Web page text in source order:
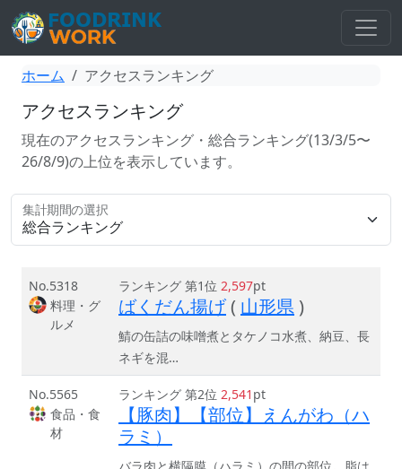
ホーム アクセスランキング
アクセスランキング
現在のアクセスランキング・総合ランキング(13/3/5〜
26/8/9)の上位を表示しています。
集計期間の選択
No.5318
料理・グ
ルメ
ランキング 第1位 2,597pt
ばくだん揚げ( 山形県 )
鯖の缶詰の味噌煮とタケノコ水煮、納豆、長
ネギを混…
No.5565
食品・食
材
ランキング 第2位 2,541 pt
【豚肉】【部位】えんがわ（ハ
ラミ）